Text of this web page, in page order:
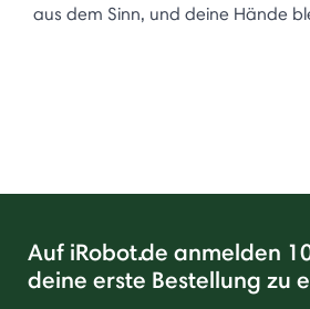
aus dem Sinn, und deine Hände
Auf iRobot.de anmelden
deine erste Bestellung zu